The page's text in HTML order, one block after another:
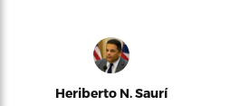
Heriberto N. Saurí